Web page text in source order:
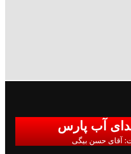
آب پارس
آقای حسن بیگی